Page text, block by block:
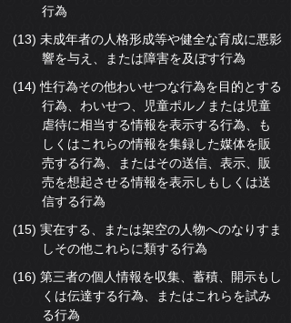
行為
(13) 未成年者の人格形成等や健全な育成に悪影
響を与え、または障害を及ぼす行為
(14) 性行為その他わいせつな行為を目的とする
行為、わいせつ、児童ポルノまたは児童
虐待に相当する情報を表示する行為、も
しくはこれらの情報を集録した媒体を販
売する行為、またはその送信、表示、販
売を想起させる情報を表示しもしくは送
信する行為
(15) 実在する、または架空の人物へのなりすま
しその他これらに類する行為
(16) 第三者の個人情報を収集、蓄積、開示もし
くは伝達する行為、またはこれらを試み
る行為